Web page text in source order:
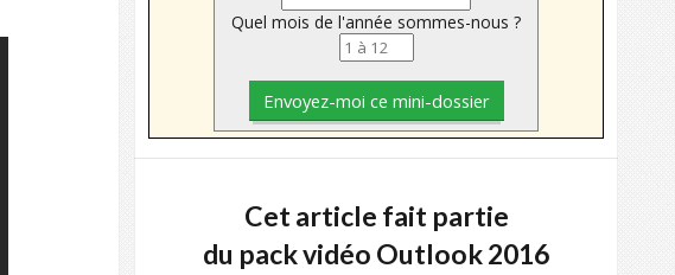
Quel mois de l'année sommes-nous ?
Cet article fait partie
du pack vidéo Outlook 2016